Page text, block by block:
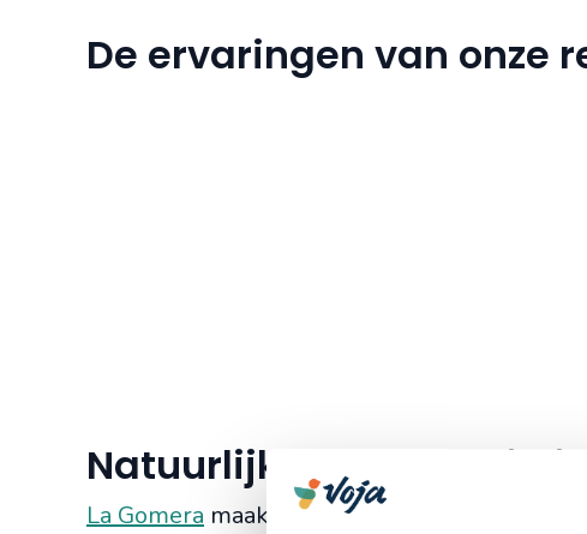
De ervaringen van onze
Natuurlijke schoonheid
La Gomera maakt deel uit van de acht